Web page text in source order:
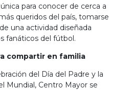
para conocer de cerca a
queridos del país, tomarse
una actividad diseñada
fanáticos del fútbol.
compartir en familia
del Día del Padre y la
Mundial, Centro Mayor se